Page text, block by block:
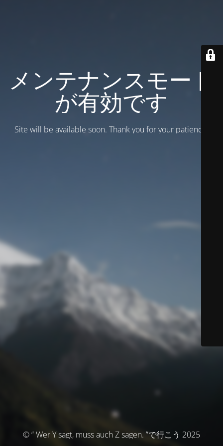
メンテナンスモード
が有効です
Site will be available soon. Thank you for your patience!
© ” Wer Y sagt, muss auch Z sagen. ”で行こう 2025